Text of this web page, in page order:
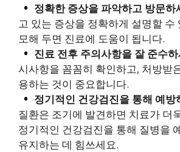
정확한 증상을 파악하고 방문하
고 있는 증상을 정확하게 설명할 수
모해 두면 진료에 도움이 됩니다.
진료 전후 주의사항을 잘 준수
시사항을 꼼꼼히 확인하고, 처방받
용하는 것이 중요합니다.
정기적인 건강검진을 통해 예방
질환은 조기에 발견하면 치료가 더
정기적인 건강검진을 통해 질병을
유지하는 데 힘쓰세요.